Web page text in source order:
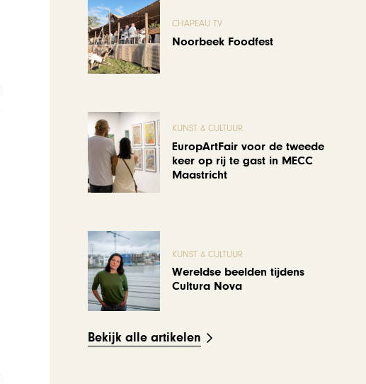
CHAPEAU TV
Noorbeek Foodfest
KUNST & CULTUUR
EuropArtFair voor de tweede
keer op rij te gast in MECC
Maastricht
KUNST & CULTUUR
Wereldse beelden tijdens
Cultura Nova
Bekijk alle artikelen